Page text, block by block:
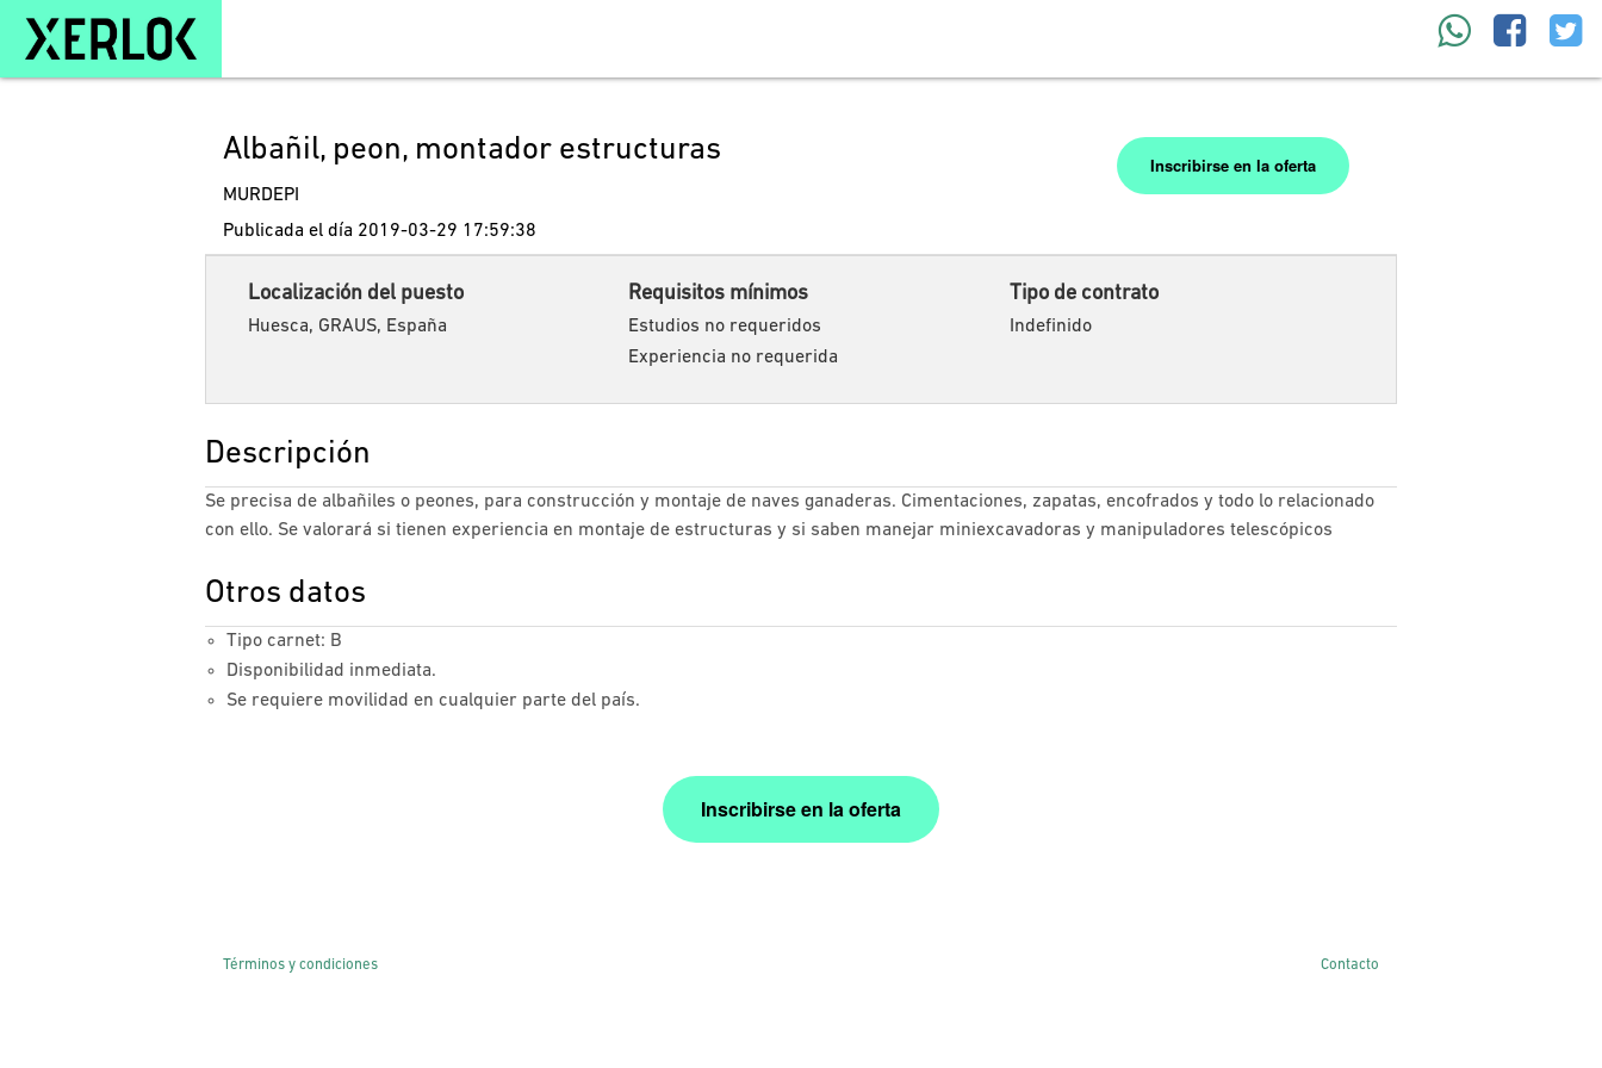
Albañil, peon, montador estructuras
MURDEPI
Publicada el día 2019-03-29 17:59:38
Inscribirse en la oferta
Localización del puesto
Huesca, GRAUS, España
Requisitos mínimos
Estudios no requeridos
Experiencia no requerida
Tipo de contrato
Indefinido
Descripción
Se precisa de albañiles o peones, para construcción y montaje de naves ganaderas. Cimentaciones, zapatas, encofrados y todo lo relacionado
con ello. Se valorará si tienen experiencia en montaje de estructuras y si saben manejar miniexcavadoras y manipuladores telescópicos
Otros datos
Tipo carnet: B
Disponibilidad inmediata.
Se requiere movilidad en cualquier parte del país.
Inscribirse en la oferta
Términos y condiciones Contacto